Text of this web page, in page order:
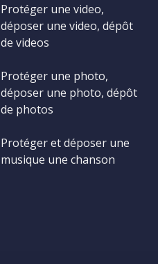
Protéger une video,
déposer une video, dépôt
de videos
Protéger une photo,
déposer une photo, dépôt
de photos
Protéger et déposer une
musique une chanson